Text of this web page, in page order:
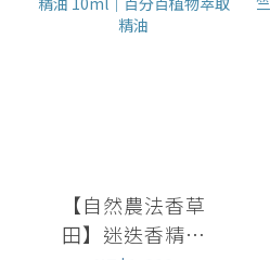
【自然農法香草
田】迷迭香精油